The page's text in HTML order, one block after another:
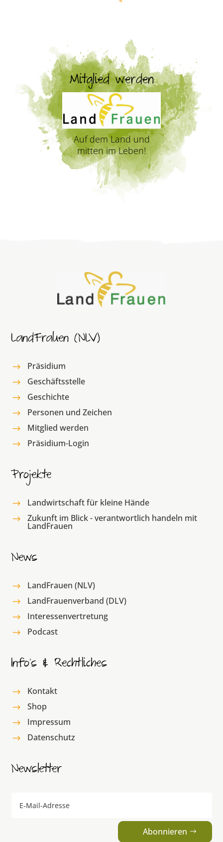
Mitglied werden
Auf dem Land und
mitten im Leben!
LandFrauen (NLV)
$ Präsidium
$ Geschäftsstelle
$ Geschichte
$ Personen und Zeichen
$ Mitglied werden
$ Präsidium-Login
Projekte
$ Landwirtschaft für kleine Hände
$ Zukunft im Blick - verantwortlich handeln mit
LandFrauen
News
$ LandFrauen (NLV)
$ LandFrauenverband (DLV)
$ Interessenvertretung
$ Podcast
Info’s & Rechtliches
$ Kontakt
$ Shop
$ Impressum
$ Datenschutz
Newsletter
Abonnieren